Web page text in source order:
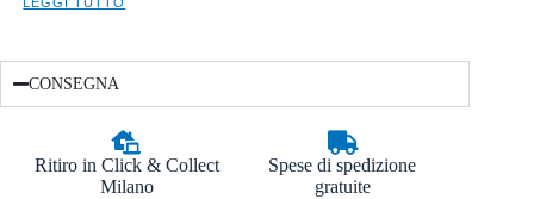
CONSEGNA
Ritiro in Click & Collect
Milano
Spese di spedizione
gratuite